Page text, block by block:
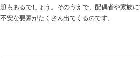
題もあるでしょう。そのうえで、配偶者や家族
不安な要素がたくさん出てくるのです。